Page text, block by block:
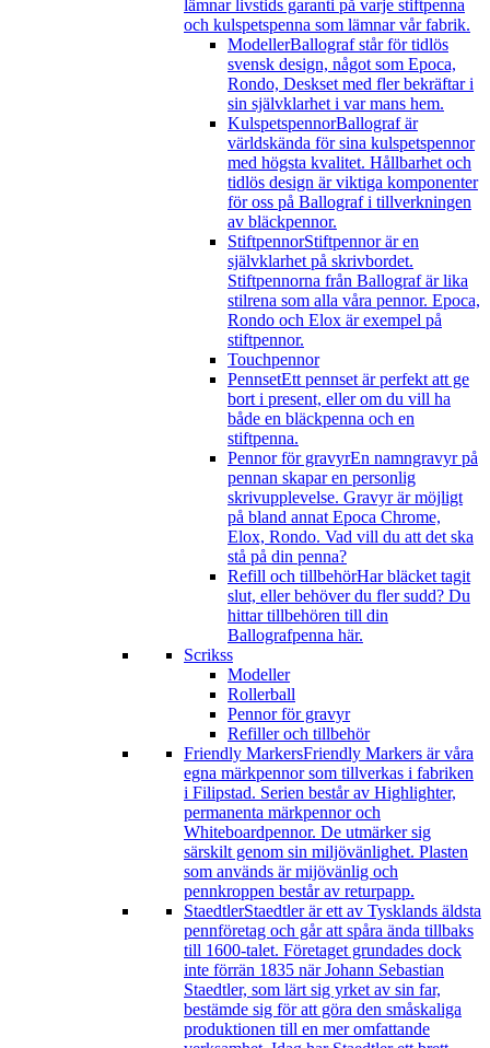
lämnar livstids garanti på varje stiftpenna
och kulspetspenna som lämnar vår fabrik.
ModellerBallograf står för tidlös
svensk design, något som Epoca,
Rondo, Deskset med fler bekräftar i
sin självklarhet i var mans hem.
KulspetspennorBallograf är
världskända för sina kulspetspennor
med högsta kvalitet. Hållbarhet och
tidlös design är viktiga komponenter
för oss på Ballograf i tillverkningen
av bläckpennor.
StiftpennorStiftpennor är en
självklarhet på skrivbordet.
Stiftpennorna från Ballograf är lika
stilrena som alla våra pennor. Epoca,
Rondo och Elox är exempel på
stiftpennor.
Touchpennor
PennsetEtt pennset är perfekt att ge
bort i present, eller om du vill ha
både en bläckpenna och en
stiftpenna.
Pennor för gravyrEn namngravyr på
pennan skapar en personlig
skrivupplevelse. Gravyr är möjligt
på bland annat Epoca Chrome,
Elox, Rondo. Vad vill du att det ska
stå på din penna?
Refill och tillbehörHar bläcket tagit
slut, eller behöver du fler sudd? Du
hittar tillbehören till din
Ballografpenna här.
Scrikss
Modeller
Rollerball
Pennor för gravyr
Refiller och tillbehör
Friendly MarkersFriendly Markers är våra
egna märkpennor som tillverkas i fabriken
i Filipstad. Serien består av Highlighter,
permanenta märkpennor och
Whiteboardpennor. De utmärker sig
särskilt genom sin miljövänlighet. Plasten
som används är mijövänlig och
pennkroppen består av returpapp.
StaedtlerStaedtler är ett av Tysklands äldsta
pennföretag och går att spåra ända tillbaks
till 1600-talet. Företaget grundades dock
inte förrän 1835 när Johann Sebastian
Staedtler, som lärt sig yrket av sin far,
bestämde sig för att göra den småskaliga
produktionen till en mer omfattande